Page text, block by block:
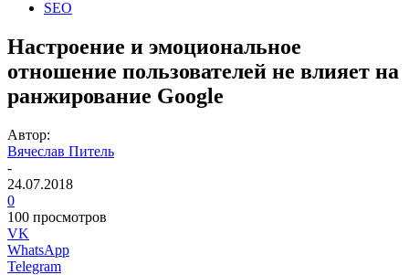
SEO
Настроение и эмоциональное
отношение пользователей не влияет на
ранжирование Google
Автор:
Вячеслав Питель
-
24.07.2018
0
100 просмотров
VK
WhatsApp
Telegram